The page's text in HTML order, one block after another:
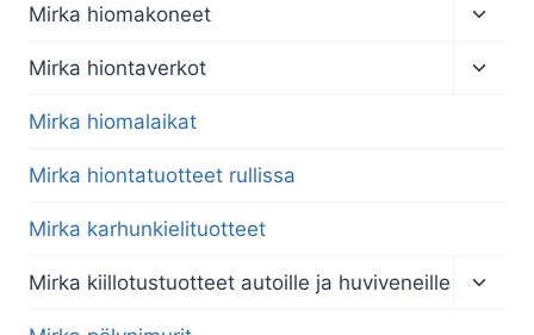
Mirka hiomakoneet
menu
Mirka hiontaverkot
Mirka hiomalaikat
Mirka hiontatuotteet rullissa
Mirka karhunkielituotteet
Mirka kiillotustuotteet autoille ja huviveneille